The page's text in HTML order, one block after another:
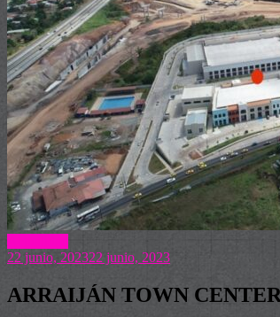
22 junio, 202322 junio, 2023
ARRAIJÁN TOWN